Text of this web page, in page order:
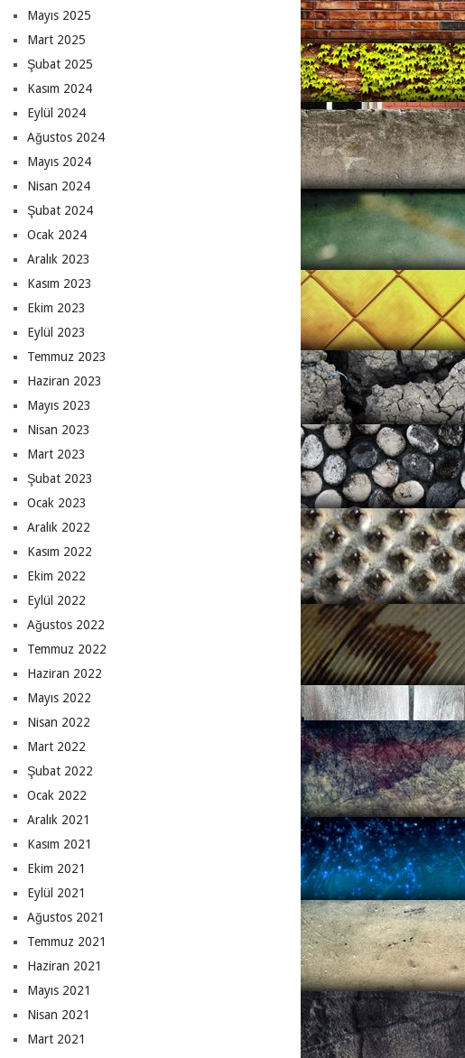
Mayıs 2025
Mart 2025
Şubat 2025
Kasım 2024
Eylül 2024
Ağustos 2024
Mayıs 2024
Nisan 2024
Şubat 2024
Ocak 2024
Aralık 2023
Kasım 2023
Ekim 2023
Eylül 2023
Temmuz 2023
Haziran 2023
Mayıs 2023
Nisan 2023
Mart 2023
Şubat 2023
Ocak 2023
Aralık 2022
Kasım 2022
Ekim 2022
Eylül 2022
Ağustos 2022
Temmuz 2022
Haziran 2022
Mayıs 2022
Nisan 2022
Mart 2022
Şubat 2022
Ocak 2022
Aralık 2021
Kasım 2021
Ekim 2021
Eylül 2021
Ağustos 2021
Temmuz 2021
Haziran 2021
Mayıs 2021
Nisan 2021
Mart 2021